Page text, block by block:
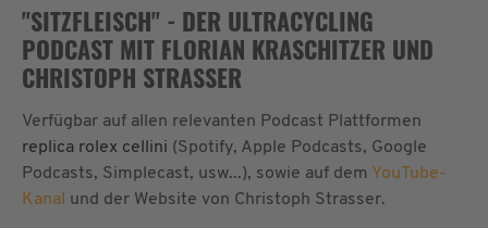
"SITZFLEISCH" - DER ULTRACYCLING
PODCAST MIT FLORIAN KRASCHITZER UND
CHRISTOPH STRASSER
Verfügbar auf allen relevanten Podcast Plattformen
replica rolex cellini (Spotify, Apple Podcasts, Google
Podcasts, Simplecast, usw...), sowie auf dem YouTube-
Kanal und der Website von Christoph Strasser.